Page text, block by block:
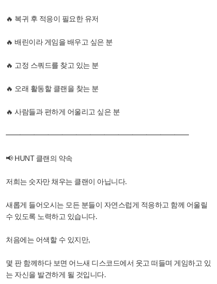
🔥 복귀 후 적응이 필요한 유저
🔥 배린이라 게임을 배우고 싶은 분
🔥 고정 스쿼드를 찾고 있는 분
🔥 오래 활동할 클랜을 찾는 분
🔥 사람들과 편하게 어울리고 싶은 분
━━━━━━━━━━━━━━━━━━━━━━━━━━
📢 HUNT 클랜의 약속
저희는 숫자만 채우는 클랜이 아닙니다.
새롭게 들어오시는 모든 분들이 자연스럽게 적응하고 함께 어울릴
수 있도록 노력하고 있습니다.
처음에는 어색할 수 있지만,
몇 판 함께하다 보면 어느새 디스코드에서 웃고 떠들며 게임하고 있
는 자신을 발견하게 될 것입니다.